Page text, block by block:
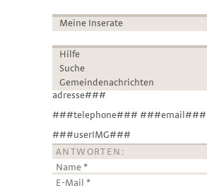
Meine Inserate
Hilfe
Suche
Gemeindenachrichten
adresse###
###telephone### ###email###
###userIMG###
ANTWORTEN: